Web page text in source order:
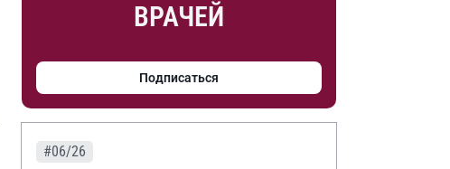
ВРАЧЕЙ
Подписаться
#06/26